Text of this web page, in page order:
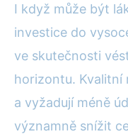
I když může být
investice do
ve skutečnosti
horizontu. Kvalitní
a vyžadují méně
významně snížit